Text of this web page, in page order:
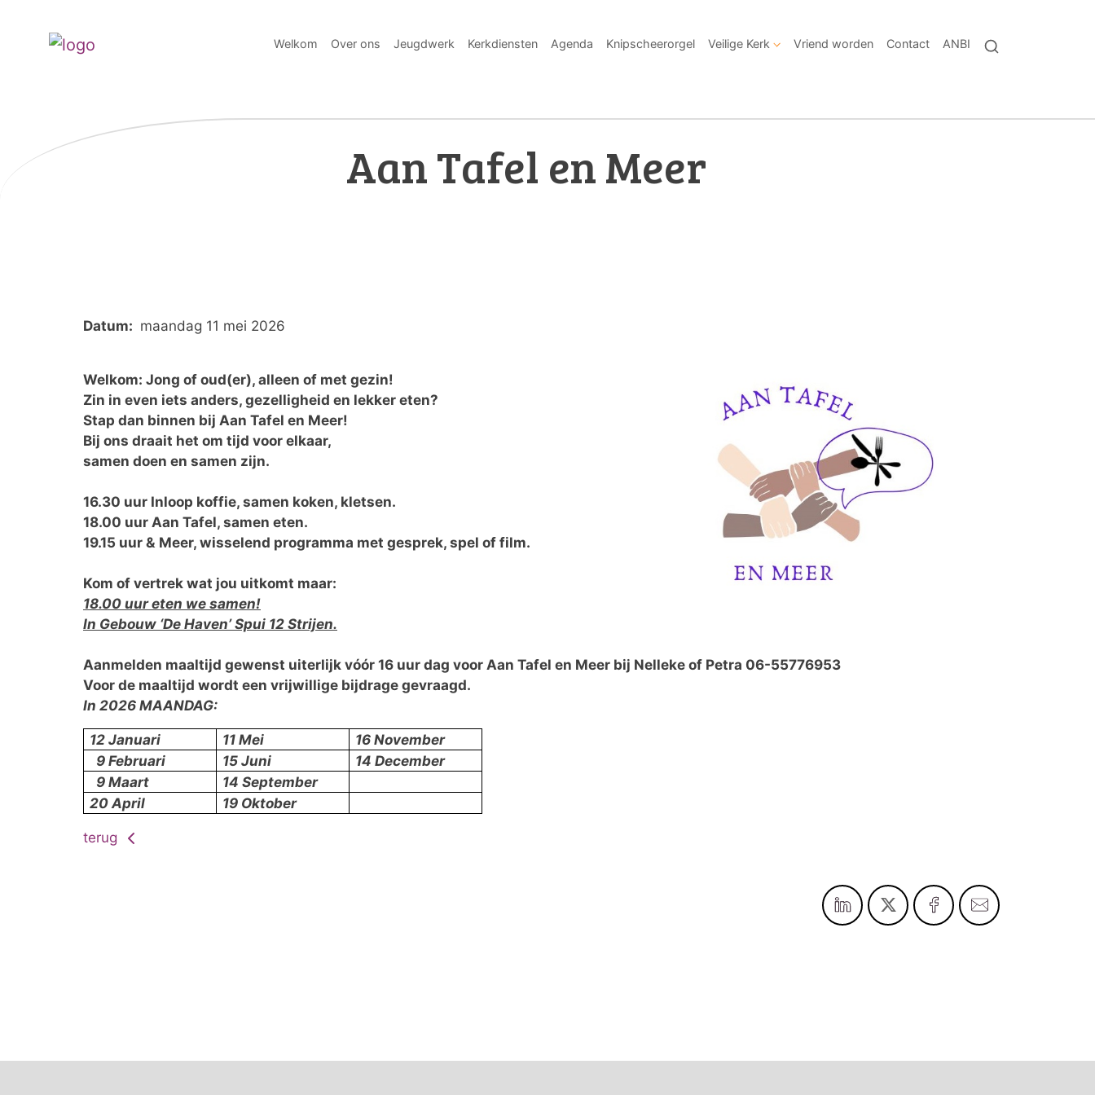
Welkom Over ons Jeugdwerk Kerkdiensten Agenda Knipscheerorgel Veilige Kerk Vriend worden Contact ANBI
Aan Tafel en Meer
Datum: maandag 11 mei 2026
Welkom: Jong of oud(er), alleen of met gezin!
Zin in even iets anders, gezelligheid en lekker eten?
Stap dan binnen bij Aan Tafel en Meer!
Bij ons draait het om tijd voor elkaar,
samen doen en samen zijn.
16.30 uur Inloop koffie, samen koken, kletsen.
18.00 uur Aan Tafel, samen eten.
19.15 uur & Meer,wisselend programma met gesprek, spel of film.
Kom of vertrek wat jou uitkomt maar:
18.00 uur eten we samen!
In Gebouw ‘De Haven’ Spui 12 Strijen.
Aanmelden maaltijd gewenst uiterlijk vóór 16 uur dag voor Aan Tafel en Meer bij Nelleke of Petra 06-55776953
Voor de maaltijd wordt een vrijwillige bijdrage gevraagd.
In 2026 MAANDAG:
12 Januari
11 Mei
16 November
9 Februari
15 Juni
14 December
9 Maart
14 September
20 April
19 Oktober
terug